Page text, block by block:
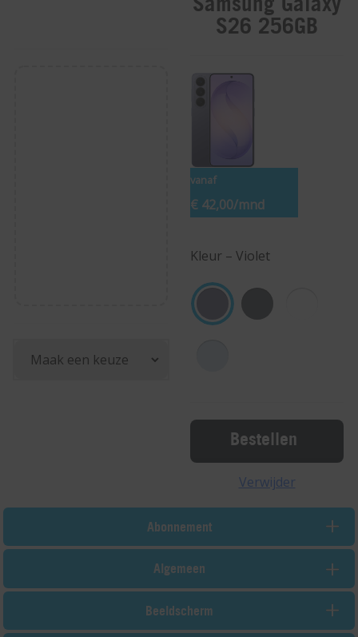
S26 256GB
vanaf
€ 42,00/mnd
Kleur – Violet
Bestellen
Verwijder
Abonnement
Algemeen
Beeldscherm